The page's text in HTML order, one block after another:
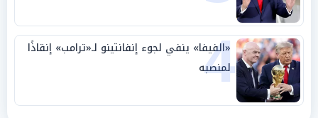
4
«الفيفا» ينفي لجوء إنفانتينو لـ«ترامب» إنقاذًا
لمنصبه